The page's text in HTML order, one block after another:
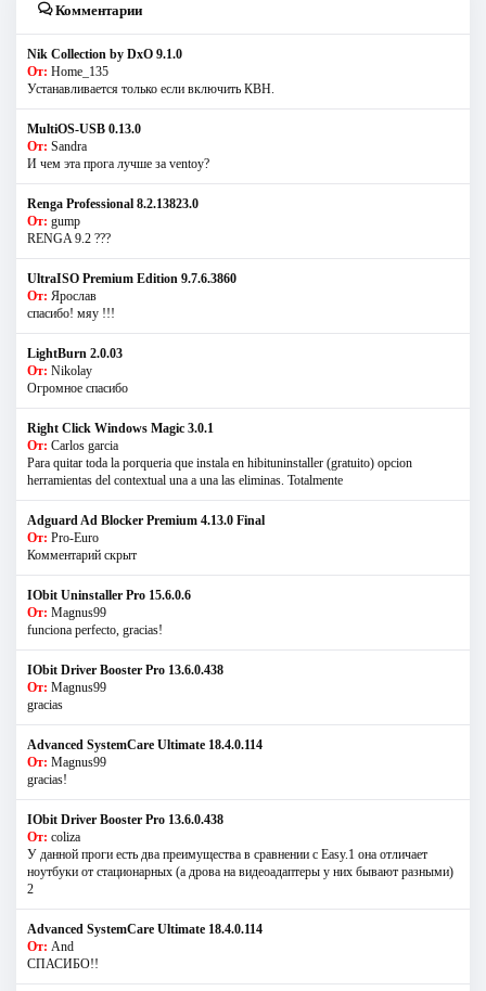
Комментарии
Nik Collection by DxO 9.1.0
От: Home_135
Устанавливается только если включить КВН.
MultiOS-USB 0.13.0
От: Sandra
И чем эта прога лучше за ventoy?
Renga Professional 8.2.13823.0
От: gump
RENGA 9.2 ???
UltraISO Premium Edition 9.7.6.3860
От: Ярослав
спасибо! мяу !!!
LightBurn 2.0.03
От: Nikolay
Огромное спасибо
Right Click Windows Magic 3.0.1
От: Carlos garcia
Para quitar toda la porqueria que instala en hibituninstaller (gratuito) opcion
herramientas del contextual una a una las eliminas. Totalmente
Adguard Ad Blocker Premium 4.13.0 Final
От: Pro-Euro
Комментарий скрыт
IObit Uninstaller Pro 15.6.0.6
От: Magnus99
funciona perfecto, gracias!
IObit Driver Booster Pro 13.6.0.438
От: Magnus99
gracias
Advanced SystemCare Ultimate 18.4.0.114
От: Magnus99
gracias!
IObit Driver Booster Pro 13.6.0.438
От: coliza
У данной проги есть два преимущества в сравнении с Easy.1 она отличает
ноутбуки от стационарных (а дрова на видеоадаптеры у них бывают разными)
2
Advanced SystemCare Ultimate 18.4.0.114
От: And
СПАСИБО!!